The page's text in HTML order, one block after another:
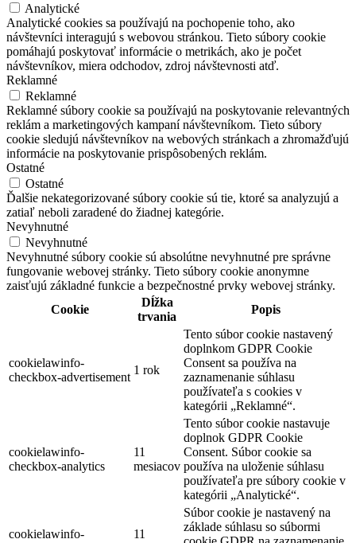
Analytické
Analytické cookies sa používajú na pochopenie toho, ako
návštevníci interagujú s webovou stránkou. Tieto súbory cookie
pomáhajú poskytovať informácie o metrikách, ako je počet
návštevníkov, miera odchodov, zdroj návštevnosti atď.
Reklamné
Reklamné
Reklamné súbory cookie sa používajú na poskytovanie relevantných
reklám a marketingových kampaní návštevníkom. Tieto súbory
cookie sledujú návštevníkov na webových stránkach a zhromažďujú
informácie na poskytovanie prispôsobených reklám.
Ostatné
Ostatné
Ďalšie nekategorizované súbory cookie sú tie, ktoré sa analyzujú a
zatiaľ neboli zaradené do žiadnej kategórie.
Nevyhnutné
Nevyhnutné
Nevyhnutné súbory cookie sú absolútne nevyhnutné pre správne
fungovanie webovej stránky. Tieto súbory cookie anonymne
zaisťujú základné funkcie a bezpečnostné prvky webovej stránky.
Cookie
Dĺžka
trvania
Popis
cookielawinfo-
checkbox-advertisement
1 rok
Tento súbor cookie nastavený
doplnkom GDPR Cookie
Consent sa používa na
zaznamenanie súhlasu
používateľa s cookies v
kategórii „Reklamné“.
cookielawinfo-
checkbox-analytics
11
mesiacov
Tento súbor cookie nastavuje
doplnok GDPR Cookie
Consent. Súbor cookie sa
používa na uloženie súhlasu
používateľa pre súbory cookie v
kategórii „Analytické“.
cookielawinfo-
11
Súbor cookie je nastavený na
základe súhlasu so súbormi